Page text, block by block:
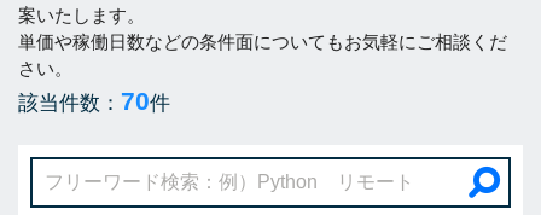
案いたします。
単価や稼働日数などの条件面についてもお気軽にご相談くだ
さい。
該当件数： 70件